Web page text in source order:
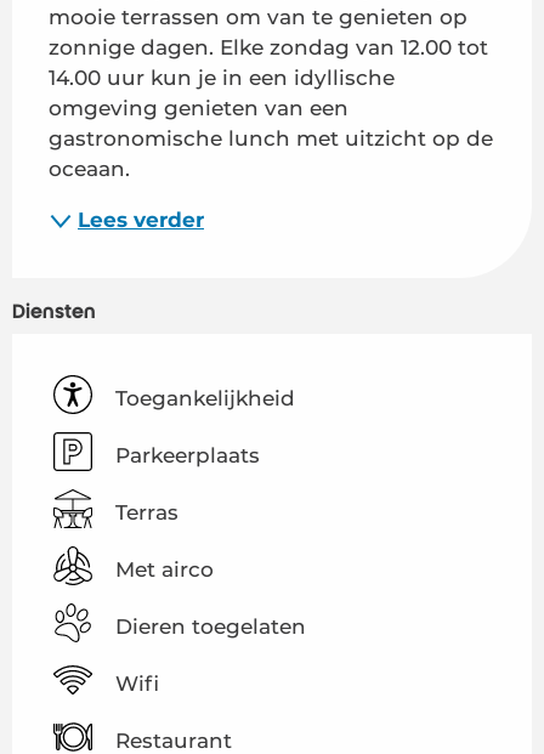
mooie terrassen om van te genieten op
zonnige dagen. Elke zondag van 12.00 tot
14.00 uur kun je in een idyllische
omgeving genieten van een
gastronomische lunch met uitzicht op de
oceaan.
Lees verder
Diensten
Toegankelijkheid
Parkeerplaats
Terras
Met airco
Dieren toegelaten
Wifi
Restaurant